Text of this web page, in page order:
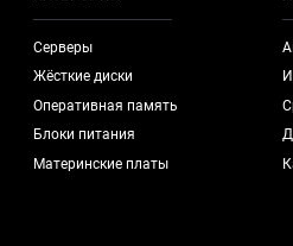
Серверы
Жёсткие диски
Оперативная память
Блоки питания
Материнские платы